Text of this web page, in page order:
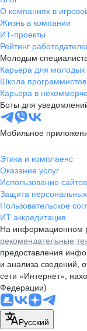
Новосибирск
ул. Большевистская,
помещение 21
+7 383 207-94-64
pr@nsk.hh.ru
Минск
пр-т Дзержинского,
10 этаж, помещение
pr@rabota.by
Алматы
пр. Абая, д. 151, БЦ
12 этаж, офис 1209
+7 727 232-13-13
О компаниях в
Жизнь в компании
ИТ-проекты
Рейтинг
Молодым
Карьера для молодых
Школа программистов
Карьера в
Боты для
Мобильное
Этика и комплаенс
Оказание услуг
Использование сайтов
Защита
Пользовательское
ИТ аккредитация
На информационном
рекомендательные
предоставления
и анализа сведений,
сети «Интернет»,
Федерации)
Русский